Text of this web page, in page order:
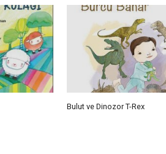
Bulut ve Dinozor T-Rex